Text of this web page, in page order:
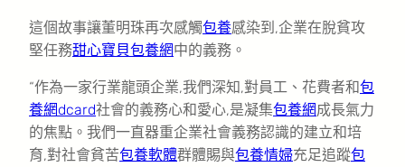
這個故事讓董明珠再次感觸包養感染到,企業在脫貧攻
堅任務甜心寶貝包養網中的義務。
“作為一家行業龍頭企業,我們深知,對員工、花費者和包
養網dcard社會的義務心和愛心,是凝集包養網成長氣力
的焦點。我們一直器重企業社會義務認識的建立和培
育,對社會貧苦包養軟體群體賜與包養情婦充足追蹤包